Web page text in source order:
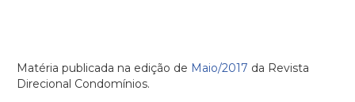
Matéria publicada na edição de Maio/2017 da Revista
Direcional Condomínios.